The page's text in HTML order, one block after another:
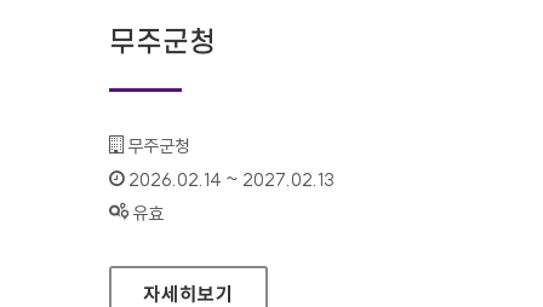
무주군청
기관명 :
무주군청
인증기간 :
2026.02.14 ~ 2027.02.13
상태 :
유효
무주군청
자세히보기